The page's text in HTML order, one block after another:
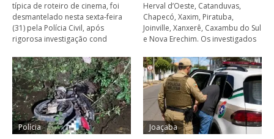
típica de roteiro de cinema, foi
desmantelado nesta sexta-feira
(31) pela Polícia Civil, após
rigorosa investigação cond
Herval d’Oeste, Catanduvas,
Chapecó, Xaxim, Piratuba,
Joinville, Xanxerê, Caxambu do Sul
e Nova Erechim. Os investigados
Polícia Joaçaba